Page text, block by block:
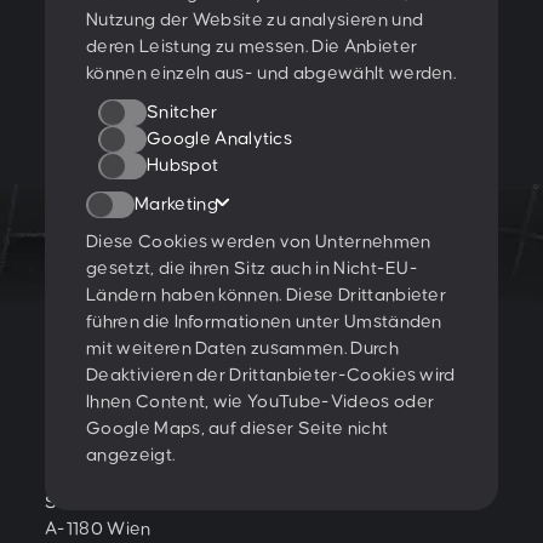
Nutzung der Website zu analysieren und
deren Leistung zu messen. Die Anbieter
können einzeln aus- und abgewählt werden.
Snitcher
Google Analytics
Hubspot
Marketing
Diese Cookies werden von Unternehmen
gesetzt, die ihren Sitz auch in Nicht-EU-
Ländern haben können. Diese Drittanbieter
führen die Informationen unter Umständen
mit weiteren Daten zusammen. Durch
Deaktivieren der Drittanbieter-Cookies wird
Ihnen Content, wie YouTube-Videos oder
Google Maps, auf dieser Seite nicht
angezeigt.
01 06
LET'S CREATE
SOMETHING
TOGETHER!
Sternwartestraße 62-64
A-1180 Wien